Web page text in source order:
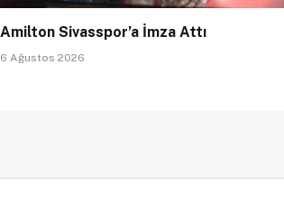
Amilton Sivasspor’a İmza Attı
6 Ağustos 2026